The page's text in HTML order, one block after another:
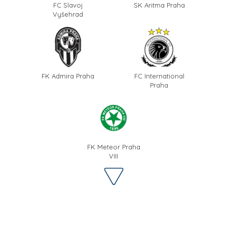
FC Slavoj
Vyšehrad
SK Aritma Praha
FK Admira Praha
FC International
Praha
FK Meteor Praha
VIII